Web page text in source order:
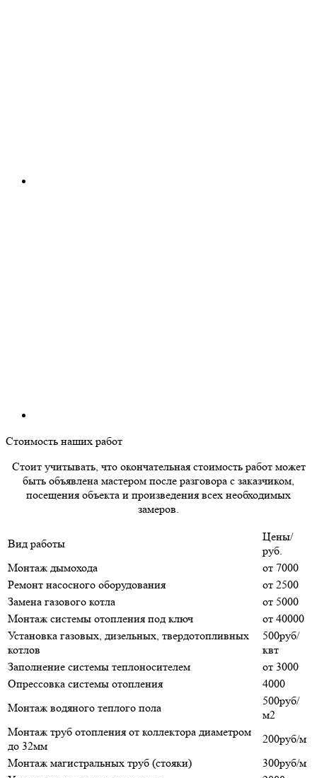
Стоимость наших работ
Стоит учитывать, что окончательная стоимость работ может
быть объявлена мастером после разговора с заказчиком,
посещения объекта и произведения всех необходимых
замеров.
Вид работы
Цены/
руб.
Монтаж дымохода
от 7000
Ремонт насосного оборудования
от 2500
Замена газового котла
от 5000
Монтаж системы отопления под ключ
от 40000
Установка газовых, дизельных, твердотопливных
котлов
500руб/
квт
Заполнение системы теплоносителем
от 3000
Опрессовка системы отопления
4000
Монтаж водяного теплого пола
500руб/
м2
Монтаж труб отопления от коллектора диаметром
до 32мм
200руб/м
Монтаж магистральных труб (стояки)
300руб/м